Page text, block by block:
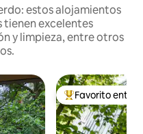
estos alojamientos
tienen excelentes
y limpieza, entre otros
Favorito entre
Favorito entre